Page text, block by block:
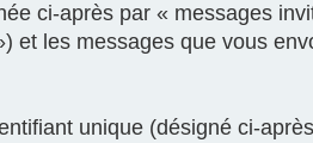
ci-après par « messages
et les messages que vous
unique (désigné ci-